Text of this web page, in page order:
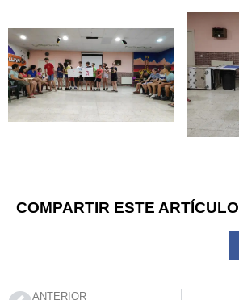
COMPARTIR ESTE ARTÍCULO
ANTERIOR